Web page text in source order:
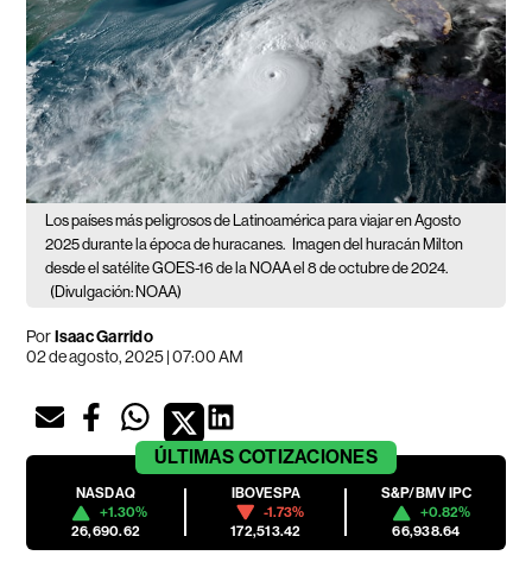
Los países más peligrosos de Latinoamérica para viajar en Agosto
2025 durante la época de huracanes. Imagen del huracán Milton
desde el satélite GOES-16 de la NOAA el 8 de octubre de 2024.
(Divulgación: NOAA)
PorIsaac Garrido
02 de agosto, 2025 | 07:00 AM
ÚLTIMAS COTIZACIONES
NASDAQ
+1.30%
26,690.62
IBOVESPA
-1.73%
172,513.42
S&P/BMV IPC
+0.82%
66,938.64